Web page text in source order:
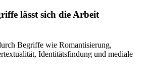
lässt sich die Arbeit
Begriffe wie Romantisierung,
Identitätsfindung und mediale